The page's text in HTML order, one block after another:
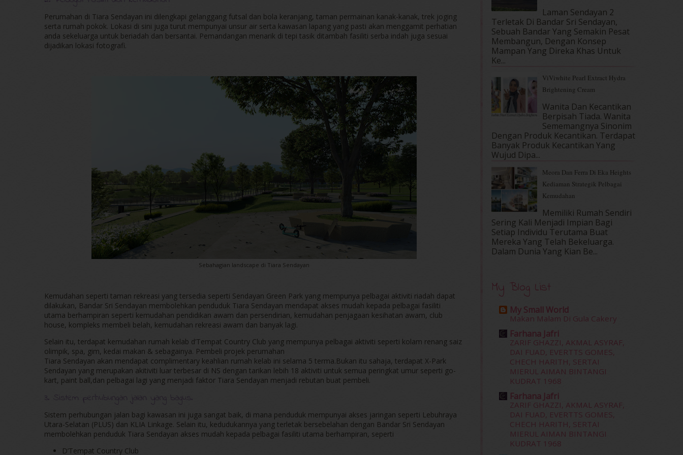
Perumahan di Tiara Sendayan ini dilengkapi gelanggang futsal dan bola keranjang, taman permainan kanak-kanak, trek joging
serta rumah pokok. Lokasi di sini juga turut mempunyai unsur air serta kawasan lapang yang pasti akan menggamit perhatian
anda sekeluarga untuk beriadah dan bersantai. Pemandangan menarik di tepi tasik ditambah fasiliti serba indah juga sesuai
dijadikan lokasi fotografi.
Sebahagian landscape di Tiara Sendayan
Kemudahan seperti taman rekreasi yang tersedia seperti Sendayan Green Park yang mempunya pelbagai aktiviti riadah dapat
dilakukan, Bandar Sri Sendayan membolehkan penduduk Tiara Sendayan mendapat akses mudah kepada pelbagai fasiliti
utama berhampiran seperti kemudahan pendidikan awam dan persendirian, kemudahan penjagaan kesihatan awam, club
house, kompleks membeli belah, kemudahan rekreasi awam dan banyak lagi.
Selain itu, terdapat kemudahan rumah kelab d’Tempat Country Club yang mempunya pelbagai aktiviti seperti kolam renang saiz
olimpik, spa, gim, kedai makan & sebagainya. Pembeli projek perumahan
Tiara Sendayan akan mendapat complimentary keahlian rumah kelab ini selama 5 terma.Bukan itu sahaja, terdapat X-Park
Sendayan yang merupakan akitiviti luar terbesar di NS dengan tarikan lebih 18 aktiviti untuk semua peringkat umur seperti go-
kart, paint ball,dan pelbagai lagi yang menjadi faktor Tiara Sendayan menjadi rebutan buat pembeli.
3. Sistem perhubungan jalan yang bagus.
Sistem perhubungan jalan bagi kawasan ini juga sangat baik, di mana penduduk mempunyai akses jaringan seperti Lebuhraya
Utara-Selatan (PLUS) dan KLIA Linkage. Selain itu, kedudukannya yang terletak bersebelahan dengan Bandar Sri Sendayan
membolehkan penduduk Tiara Sendayan akses mudah kepada pelbagai fasiliti utama berhampiran, seperti
D’Tempat Country Club
Laman Sendayan 2
Terletak Di Bandar Sri Sendayan,
Sebuah Bandar Yang Semakin Pesat
Membangun, Dengan Konsep
Mampan Yang Direka Khas Untuk
Ke...
ViViwhite Pearl Extract Hydra
Brightening Cream
Wanita Dan Kecantikan
Berpisah Tiada. Wanita
Sememangnya Sinonim
Dengan Produk Kecantikan. Terdapat
Banyak Produk Kecantikan Yang
Wujud Dipa...
Meora Dan Ferra Di Eka Heights
Kediaman Strategik Pelbagai
Kemudahan
Memiliki Rumah Sendiri
Sering Kali Menjadi Impian Bagi
Setiap Individu Terutama Buat
Mereka Yang Telah Bekeluarga.
Dalam‍ Dunia Yang Kian Be...
My Blog List
My Small World
Makan Malam Di Gula Cakery
Farhana Jafri
ZARIF GHAZZI, AKMAL ASYRAF,
DAI FUAD, EVERTTS GOMES,
CHECH HARITH, SERTAI
MIERUL AIMAN BINTANGI
KUDRAT 1968
Farhana Jafri
ZARIF GHAZZI, AKMAL ASYRAF,
DAI FUAD, EVERTTS GOMES,
CHECH HARITH, SERTAI
MIERUL AIMAN BINTANGI
KUDRAT 1968